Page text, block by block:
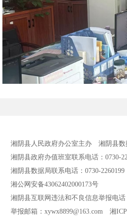
地址：湘阴县东塘镇政府旁
（三）公开时限
属于主动公开范围的政府信息，
湘阴县人民政府办公室主办
湘阴县
湘阴县政府办值班室联系电话：0730-
湘阴县数据局联系电话：0730-2260199
湘公网安备43062402000173号
湘阴县互联网违法和不良信息举报电话
举报邮箱：xywx8899@163.com
湘